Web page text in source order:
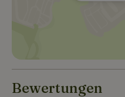
Bewertungen